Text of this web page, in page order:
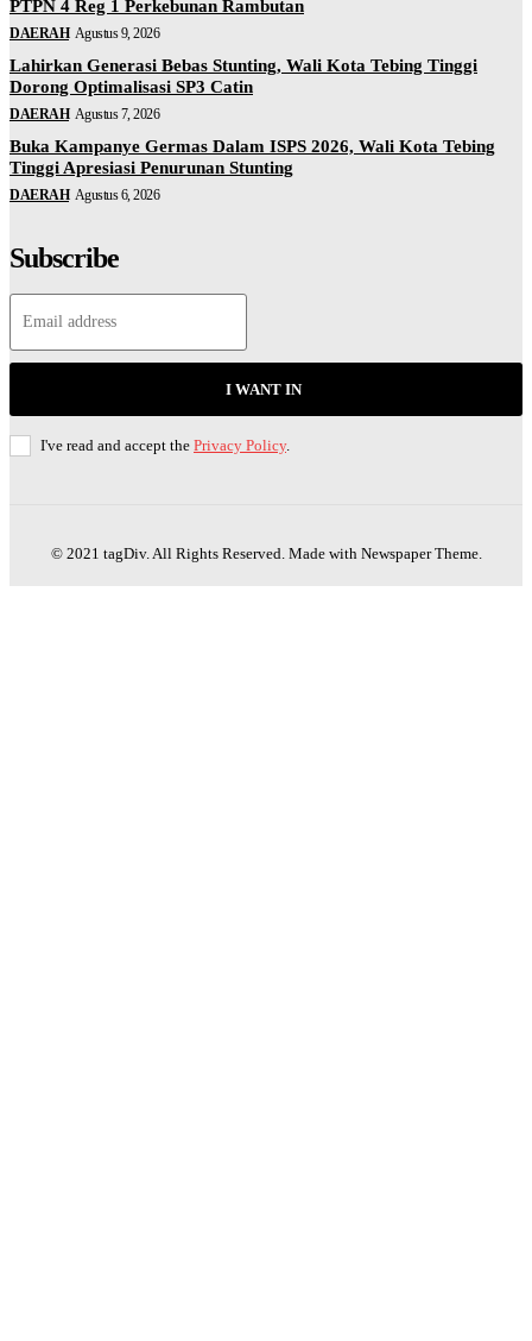
PTPN 4 Reg 1 Perkebunan Rambutan
DAERAH Agustus 9, 2026
Lahirkan Generasi Bebas Stunting, Wali Kota Tebing Tinggi
Dorong Optimalisasi SP3 Catin
DAERAH Agustus 7, 2026
Buka Kampanye Germas Dalam ISPS 2026, Wali Kota Tebing
Tinggi Apresiasi Penurunan Stunting
DAERAH Agustus 6, 2026
Subscribe
I WANT IN
I've read and accept the Privacy Policy.
© 2021 tagDiv. All Rights Reserved. Made with Newspaper Theme.